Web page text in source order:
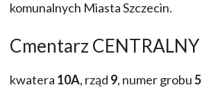
komunalnych Miasta Szczecin.
Cmentarz CENTRALNY
kwatera 10A, rząd 9, numer grobu5